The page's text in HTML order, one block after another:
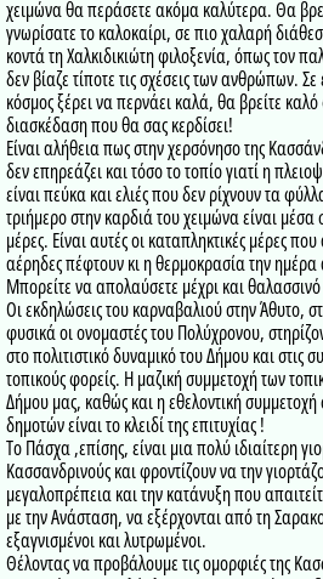
χειμώνα θα περάσετε ακόμα καλύτερα. Θα
γνωρίσατε το καλοκαίρι, σε πιο χαλαρή
κοντά τη Χαλκιδικιώτη φιλοξενία, όπως τον
δεν βίαζε τίποτε τις σχέσεις των ανθρώπων.
κόσμος ξέρει να περνάει καλά, θα βρείτε
διασκέδαση που θα σας κερδίσει!
Είναι αλήθεια πως στην χερσόνησο της
δεν επηρεάζει και τόσο το τοπίο γιατί η
είναι πεύκα και ελιές που δεν ρίχνουν τα
τριήμερο στην καρδιά του χειμώνα είναι μέσα
μέρες. Είναι αυτές οι καταπληκτικές μέρες
αέρηδες πέφτουν κι η θερμοκρασία την ημέρα
Μπορείτε να απολαύσετε μέχρι και
Οι εκδηλώσεις του καρναβαλιού στην Άθυτο,
φυσικά οι ονομαστές του Πολύχρονου,
στο πολιτιστικό δυναμικό του Δήμου και στις
τοπικούς φορείς. Η μαζική συμμετοχή των
Δήμου μας, καθώς και η εθελοντική
δημοτών είναι το κλειδί της επιτυχίας !
Το Πάσχα ,επίσης, είναι μια πολύ ιδιαίτερη
Κασσανδρινούς και φροντίζουν να την
μεγαλοπρέπεια και την κατάνυξη που
με την Ανάσταση, να εξέρχονται από τη
εξαγνισμένοι και λυτρωμένοι.
Θέλοντας να προβάλουμε τις ομορφιές της